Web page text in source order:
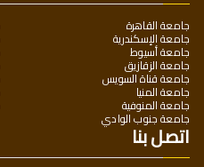
جامعة القاهرة
جامعة الإسكندرية
جامعة أسيوط
جامعة الزقازيق
جامعة قناة السويس
جامعة المنيا
جامعة المنوفية
جامعة جنوب الوادي
اتصل بنا